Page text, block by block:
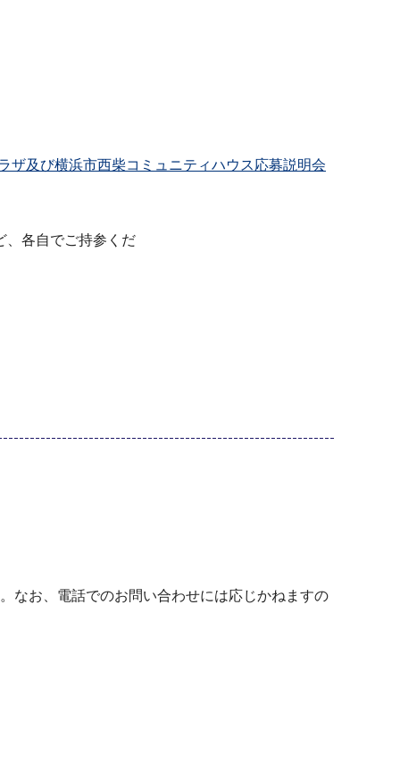
ザ及び横浜市西柴コミュニティハウス応募説明会
、各⾃でご持参くだ
なお、電話でのお問い合わせには応じかねますの